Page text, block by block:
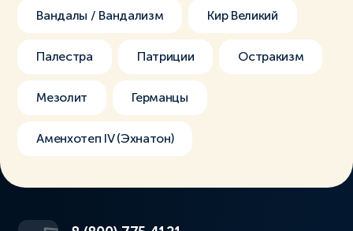
Вандалы / Вандализм Кир Великий
Палестра Патриции Остракизм
Мезолит Германцы
Аменхотеп IV (Эхнатон)